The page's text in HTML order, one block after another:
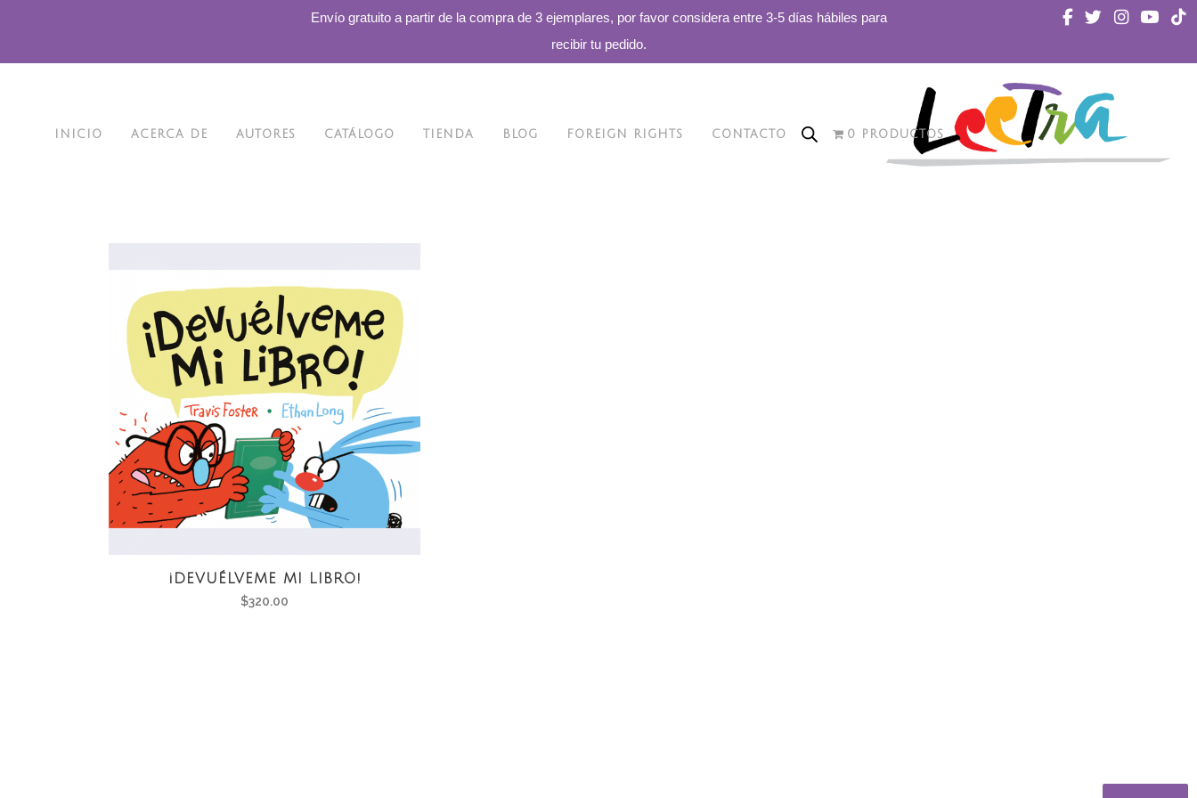
Envío gratuito a partir de la compra de 3 ejemplares, por favor considera entre 3-5 días hábiles para
recibir tu pedido.
INICIO ACERCA DE AUTORES CATÁLOGO TIENDA BLOG FOREIGN RIGHTS CONTACTO 0 PRODUCTOS
¡DEVUÉLVEME MI LIBRO!
$320.00